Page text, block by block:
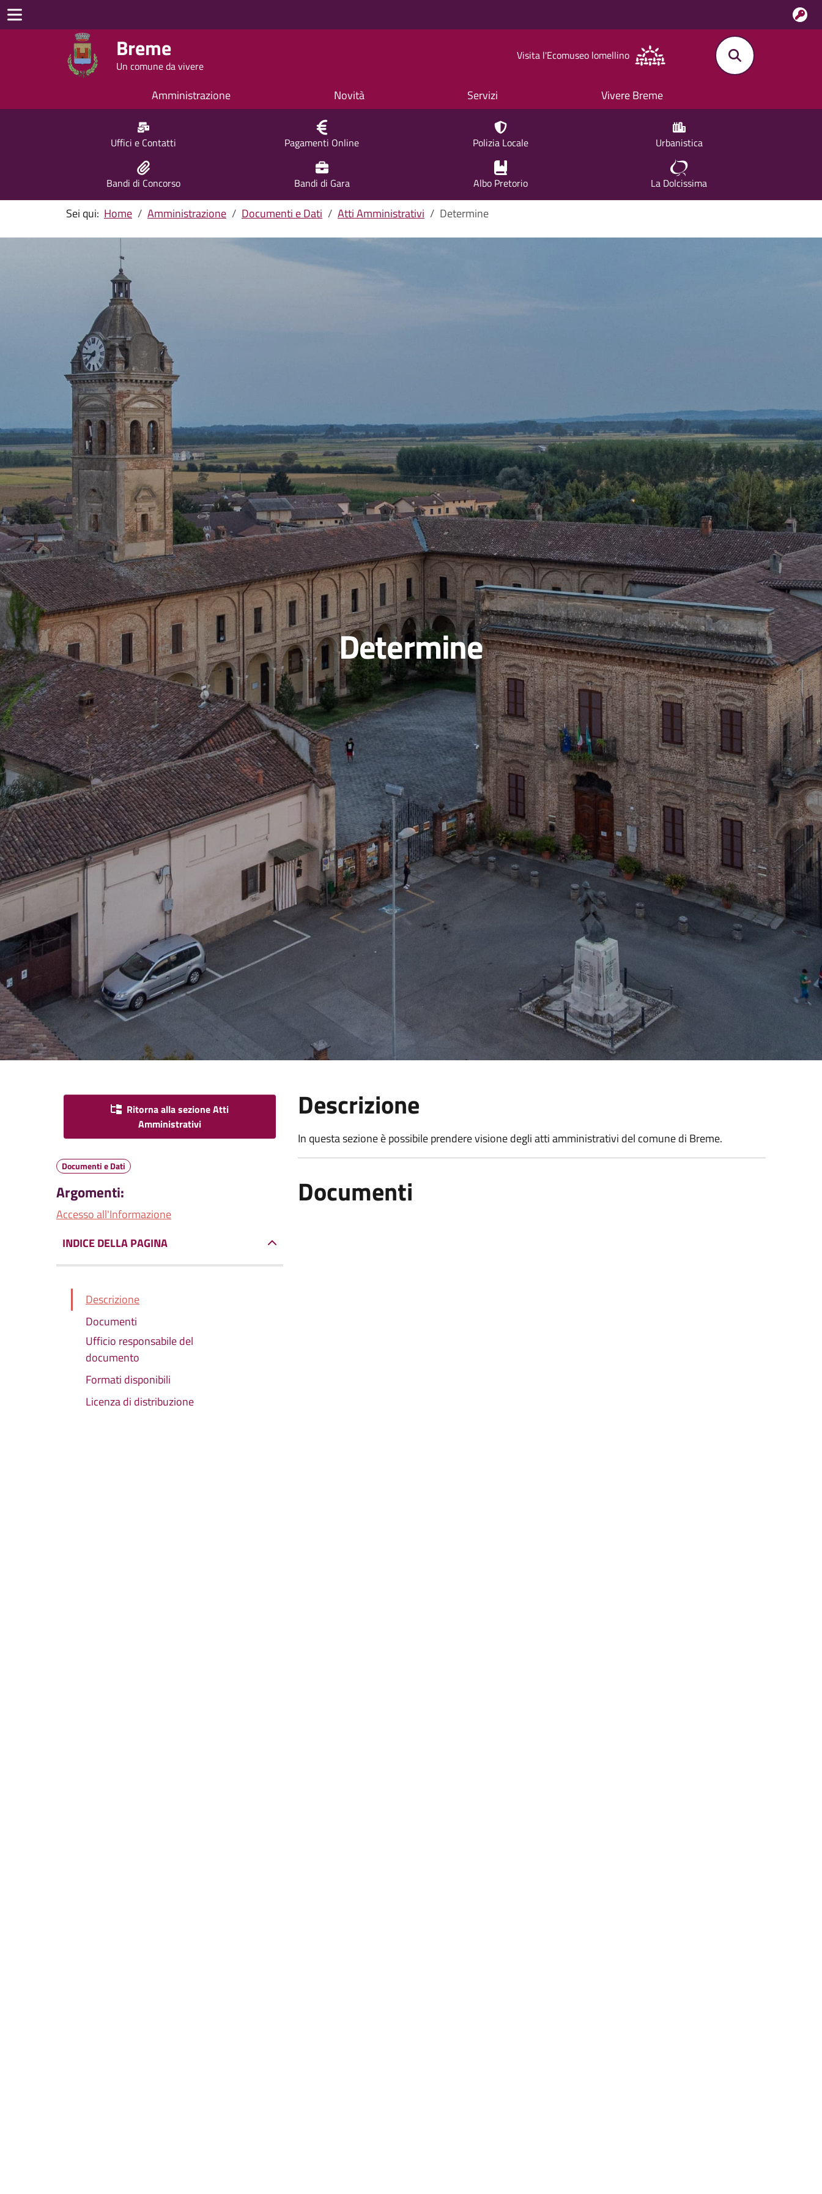
Breme
Un comune da vivere
Visita l'Ecomuseo lomellino
Amministrazione Novità Servizi Vivere Breme
Uffici e Contatti Pagamenti Online Polizia Locale Urbanistica
Bandi di Concorso Bandi di Gara Albo Pretorio La Dolcissima
Sei qui: Home Amministrazione Documenti e Dati Atti Amministrativi Determine
Determine
Ritorna alla sezione Atti
Amministrativi
Documenti e Dati
Argomenti:
Accesso all'Informazione
INDICE DELLA PAGINA
Descrizione
Documenti
Ufficio responsabile del
documento
Formati disponibili
Licenza di distribuzione
Descrizione
In questa sezione è possibile prendere visione degli atti amministrativi del comune di Breme.
Documenti